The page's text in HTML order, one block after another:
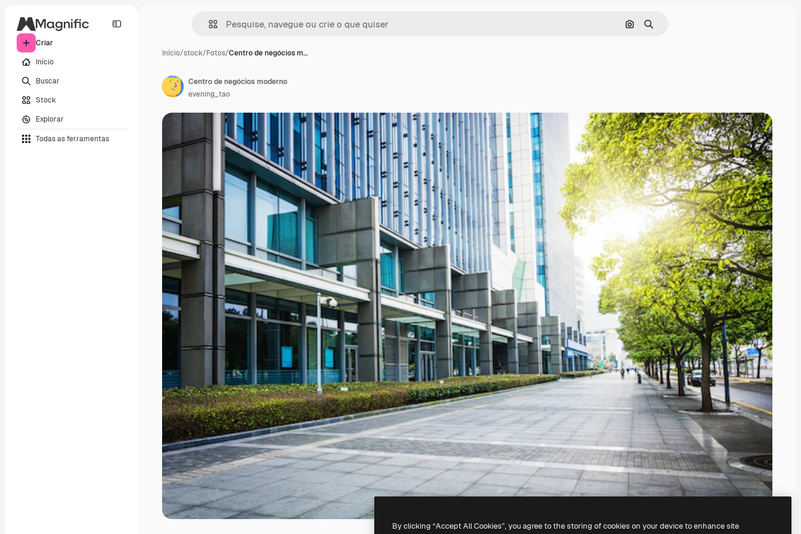
Criar
Início
Buscar
Stock
Explorar
Todas as ferramentas
Pesquisar por imagem
Buscar
Início/stock/Fotos/Centro de negócios m…
Centro de negócios moderno
evening_tao
By clicking “Accept All Cookies”, you agree to the storing of cookies on your device to enhance site